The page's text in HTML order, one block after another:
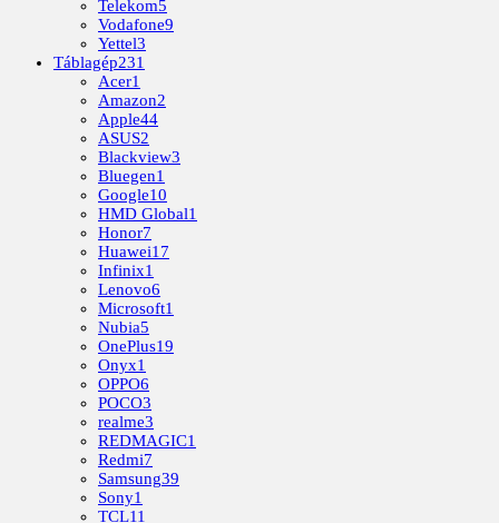
Telekom5
Vodafone9
Yettel3
Táblagép231
Acer1
Amazon2
Apple44
ASUS2
Blackview3
Bluegen1
Google10
HMD Global1
Honor7
Huawei17
Infinix1
Lenovo6
Microsoft1
Nubia5
OnePlus19
Onyx1
OPPO6
POCO3
realme3
REDMAGIC1
Redmi7
Samsung39
Sony1
TCL11